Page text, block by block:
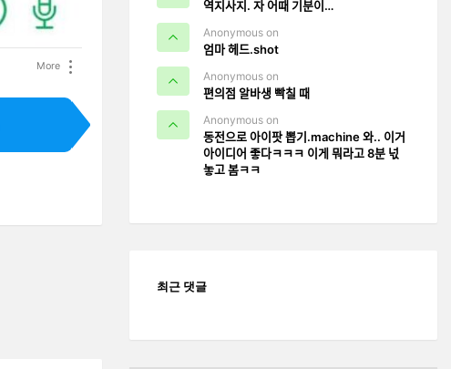
More
역지사지. 자 어때 기분이…
Anonymous on
엄마 헤드.shot
Anonymous on
편의점 알바생 빡칠 때
Anonymous on
동전으로 아이팟 뽑기.machine 와.. 이거
아이디어 좋다ㅋㅋㅋ 이게 뭐라고 8분 넋
놓고 봄ㅋㅋ
최근 댓글